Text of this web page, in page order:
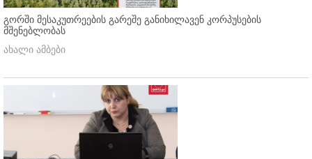
გორში მესაკუთრეების გარეშე განიხილავენ კორპუსების
მშენებლობას
ახალი ამბები